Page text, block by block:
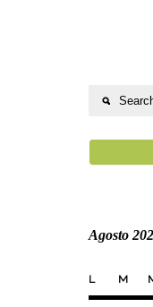
Agosto
L M